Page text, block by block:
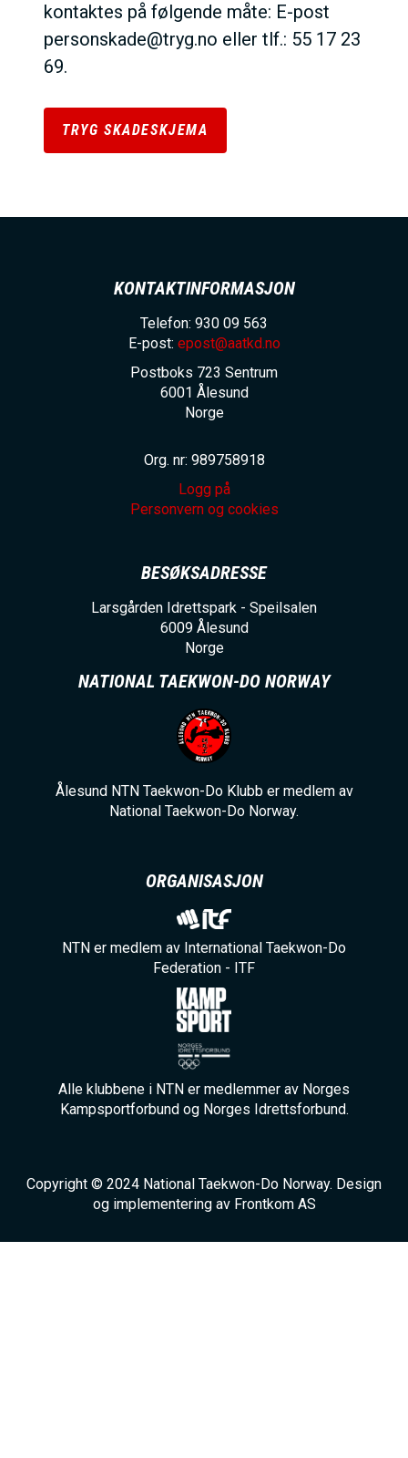
kontaktes på følgende måte: E-post
personskade@tryg.no eller tlf.: 55 17 23
69.
TRYG SKADESKJEMA
KONTAKTINFORMASJON
Telefon: 930 09 563
E-post: epost@aatkd.no
Postboks 723 Sentrum
6001 Ålesund
Norge
Org. nr: 989758918
Logg på
Personvern og cookies
BESØKSADRESSE
Larsgården Idrettspark - Speilsalen
6009 Ålesund
Norge
NATIONAL TAEKWON-DO NORWAY
Ålesund NTN Taekwon-Do Klubb er medlem av
National Taekwon-Do Norway.
ORGANISASJON
NTN er medlem av International Taekwon-Do
Federation - ITF
Alle klubbene i NTN er medlemmer av Norges
Kampsportforbund og Norges Idrettsforbund.
Copyright © 2024 National Taekwon-Do Norway. Design
og implementering av Frontkom AS